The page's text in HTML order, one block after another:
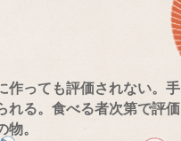
作っても評価されない。手
れる。食べる者次第で評価
。